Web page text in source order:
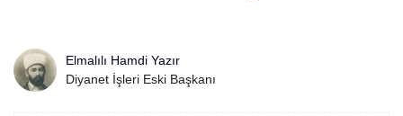
Elmalılı Hamdi Yazır
Diyanet İşleri Eski Başkanı